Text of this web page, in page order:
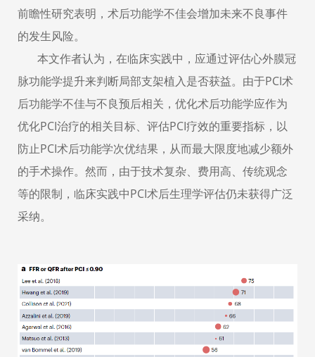
前瞻性研究表明，术后功能学不佳会增加未来不良事件
的发生风险。
本文作者认为，在临床实践中，应通过评估心外膜冠
脉功能学提升来判断局部支架植入是否获益。由于PCI术
后功能学不佳与不良预后相关，优化术后功能学应作为
优化PCI治疗的相关目标、评估PCI疗效的重要指标，以
防止PCI术后功能学次优结果，从而最大限度地减少额外
的手术操作。然而，由于技术复杂、费用高、传统观念
等的限制，临床实践中PCI术后生理学评估仍未获得广泛
采纳。